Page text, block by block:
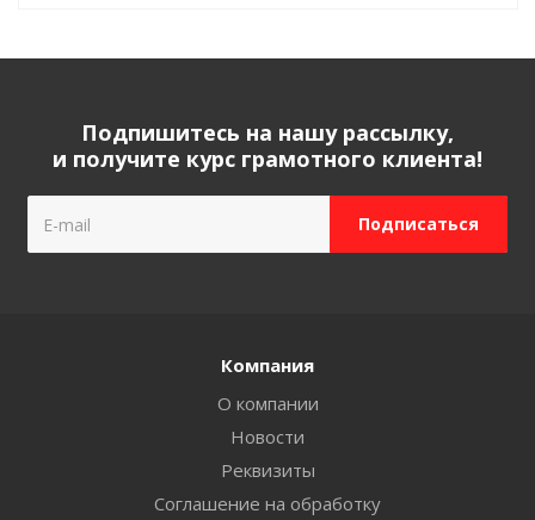
Подпишитесь на нашу рассылку,
и получите курс грамотного клиента!
Компания
О компании
Новости
Реквизиты
Соглашение на обработку